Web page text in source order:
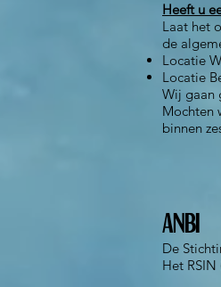
Heeft u
Laat het
de
Locatie
Locatie
Wij gaan
Mochten
binnen
ANBI
De
Het RSIN